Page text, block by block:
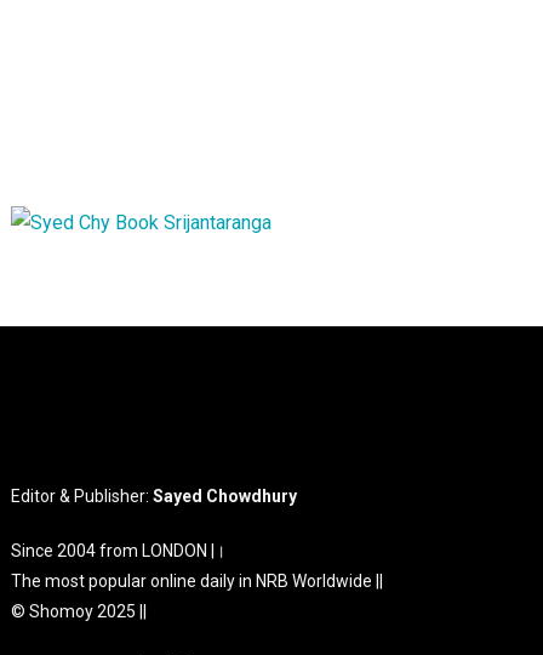
Editor & Publisher:Sayed Chowdhury
Since 2004 from LONDON |।
The most popular online daily in NRB Worldwide ||
© Shomoy 2025 ||